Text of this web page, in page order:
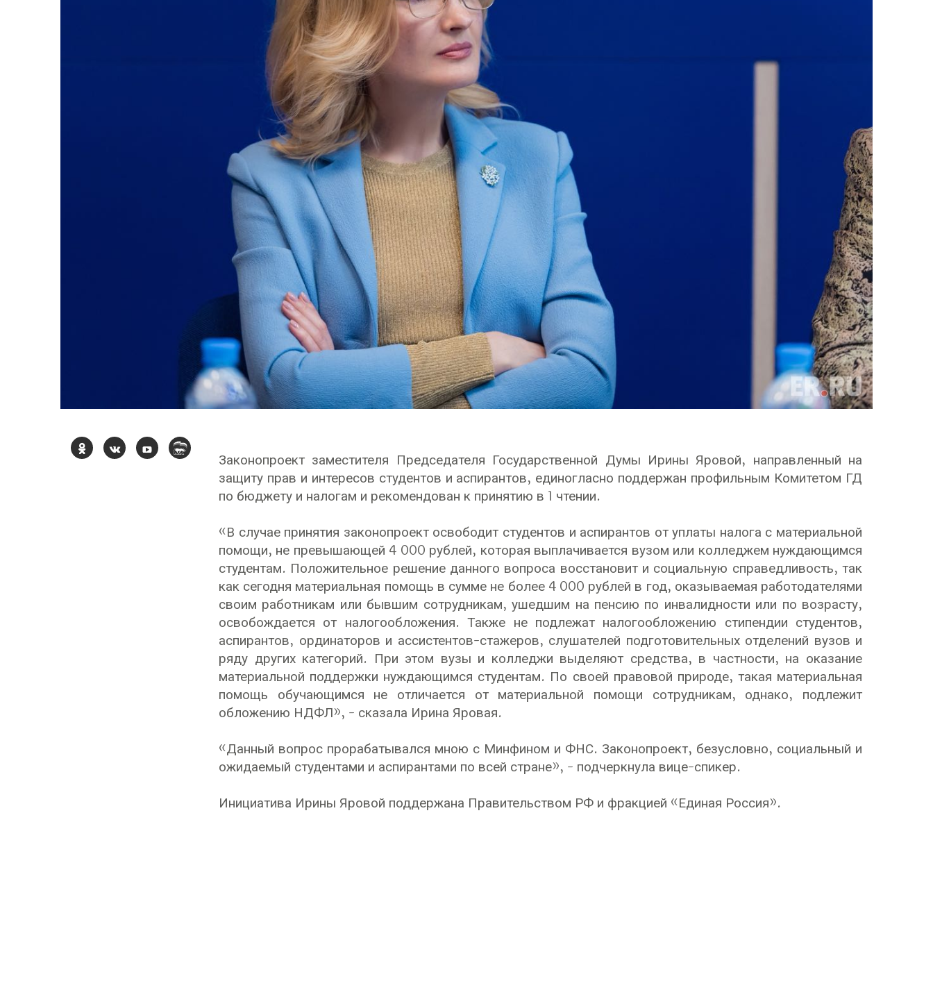
Законопроект заместителя Председателя Государственной Думы Ирины Яровой, направленный на
защиту прав и интересов студентов и аспирантов, единогласно поддержан профильным Комитетом ГД
по бюджету и налогам и рекомендован к принятию в 1 чтении.
«В случае принятия законопроект освободит студентов и аспирантов от уплаты налога с материальной
помощи, не превышающей 4 000 рублей, которая выплачивается вузом или колледжем нуждающимся
студентам. Положительное решение данного вопроса восстановит и социальную справедливость, так
как сегодня материальная помощь в сумме не более 4 000 рублей в год, оказываемая работодателями
своим работникам или бывшим сотрудникам, ушедшим на пенсию по инвалидности или по возрасту,
освобождается от налогообложения. Также не подлежат налогообложению стипендии студентов,
аспирантов, ординаторов и ассистентов-стажеров, слушателей подготовительных отделений вузов и
ряду других категорий. При этом вузы и колледжи выделяют средства, в частности, на оказание
материальной поддержки нуждающимся студентам. По своей правовой природе, такая материальная
помощь обучающимся не отличается от материальной помощи сотрудникам, однако, подлежит
обложению НДФЛ», - сказала Ирина Яровая.
«Данный вопрос прорабатывался мною с Минфином и ФНС. Законопроект, безусловно, социальный и
ожидаемый студентами и аспирантами по всей стране», - подчеркнула вице-спикер.
Инициатива Ирины Яровой поддержана Правительством РФ и фракцией «Единая Россия».